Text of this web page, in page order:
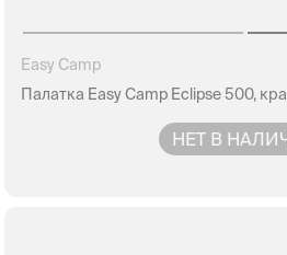
Easy Camp
Палатка Easy Camp Eclipse 500,
НЕТ В